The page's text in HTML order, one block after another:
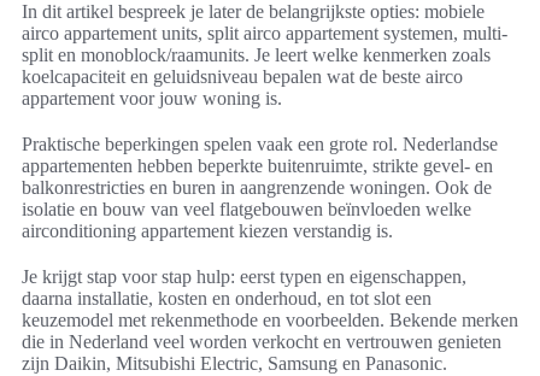
In dit artikel bespreek je later de belangrijkste opties: mobiele
airco appartement units, split airco appartement systemen, multi-
split en monoblock/raamunits. Je leert welke kenmerken zoals
koelcapaciteit en geluidsniveau bepalen wat de beste airco
appartement voor jouw woning is.
Praktische beperkingen spelen vaak een grote rol. Nederlandse
appartementen hebben beperkte buitenruimte, strikte gevel- en
balkonrestricties en buren in aangrenzende woningen. Ook de
isolatie en bouw van veel flatgebouwen beïnvloeden welke
airconditioning appartement kiezen verstandig is.
Je krijgt stap voor stap hulp: eerst typen en eigenschappen,
daarna installatie, kosten en onderhoud, en tot slot een
keuzemodel met rekenmethode en voorbeelden. Bekende merken
die in Nederland veel worden verkocht en vertrouwen genieten
zijn Daikin, Mitsubishi Electric, Samsung en Panasonic.